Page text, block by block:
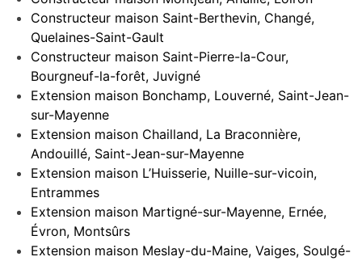
Constructeur maison Saint-Berthevin, Changé,
Quelaines-Saint-Gault
Constructeur maison Saint-Pierre-la-Cour,
Bourgneuf-la-forêt, Juvigné
Extension maison Bonchamp, Louverné, Saint-Jean-
sur-Mayenne
Extension maison Chailland, La Braconnière,
Andouillé, Saint-Jean-sur-Mayenne
Extension maison L’Huisserie, Nuille-sur-vicoin,
Entrammes
Extension maison Martigné-sur-Mayenne, Ernée,
Évron, Montsûrs
Extension maison Meslay-du-Maine, Vaiges, Soulgé-